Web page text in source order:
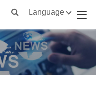
Language